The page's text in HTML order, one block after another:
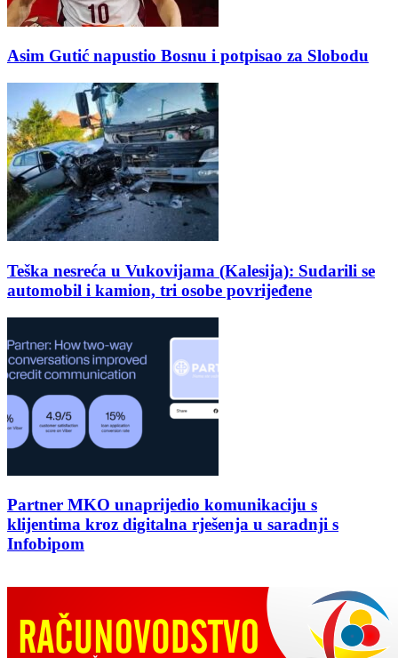
Asim Gutić napustio Bosnu i potpisao za Slobodu
Teška nesreća u Vukovijama (Kalesija): Sudarili se
automobil i kamion, tri osobe povrijeđene
Partner MKO unaprijedio komunikaciju s
klijentima kroz digitalna rješenja u saradnji s
Infobipom